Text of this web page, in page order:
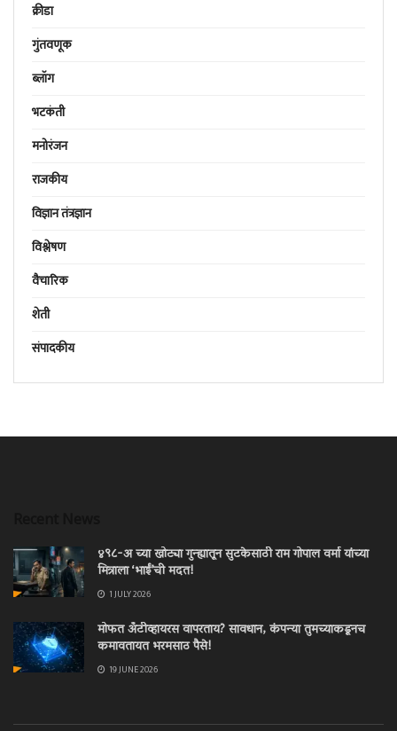
क्रीडा
गुंतवणूक
ब्लॉग
भटकंती
मनोरंजन
राजकीय
विज्ञान तंत्रज्ञान
विश्लेषण
वैचारिक
शेती
संपादकीय
४९८-अ च्या खोट्या गुन्ह्यातून सुटकेसाठी राम गोपाल वर्मा यांच्या
मित्राला ‘भाईं’ची मदत!
1 JULY 2026
मोफत अँटीव्हायरस वापरताय? सावधान, कंपन्या तुमच्याकडूनच
कमावतायत भरमसाठ पैसे!
19 JUNE 2026